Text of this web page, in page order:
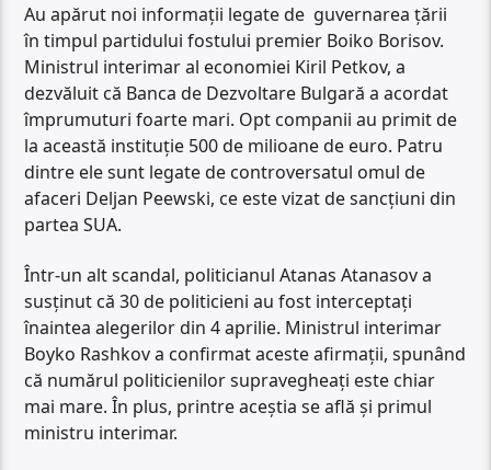
Au apărut noi informații legate de guvernarea țării
în timpul partidului fostului premier Boiko Borisov.
Ministrul interimar al economiei Kiril Petkov, a
dezvăluit că Banca de Dezvoltare Bulgară a acordat
împrumuturi foarte mari. Opt companii au primit de
la această instituție 500 de milioane de euro. Patru
dintre ele sunt legate de controversatul omul de
afaceri Deljan Peewski, ce este vizat de sancțiuni din
partea SUA.
Într-un alt scandal, politicianul Atanas Atanasov a
susținut că 30 de politicieni au fost interceptați
înaintea alegerilor din 4 aprilie. Ministrul interimar
Boyko Rashkov a confirmat aceste afirmații, spunând
că numărul politicienilor supravegheați este chiar
mai mare. În plus, printre aceștia se află și primul
ministru interimar.